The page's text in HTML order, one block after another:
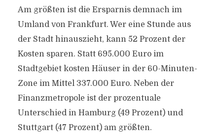
Am größten ist die Ersparnis demnach im
Umland von Frankfurt. Wer eine Stunde aus
der Stadt hinauszieht, kann 52 Prozent der
Kosten sparen. Statt 695.000 Euro im
Stadtgebiet kosten Häuser in der 60-Minuten-
Zone im Mittel 337.000 Euro. Neben der
Finanzmetropole ist der prozentuale
Unterschied in Hamburg (49 Prozent) und
Stuttgart (47 Prozent) am größten.